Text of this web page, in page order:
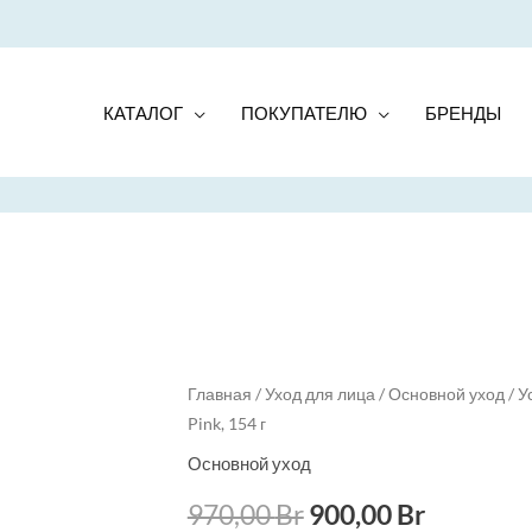
КАТАЛОГ ПОКУПАТЕЛЮ БРЕНДЫ
Главная /Уход для лица /Основной уход /
Pink, 154 г
Основной уход
970,00Br составляла
900,00Br
Quantity